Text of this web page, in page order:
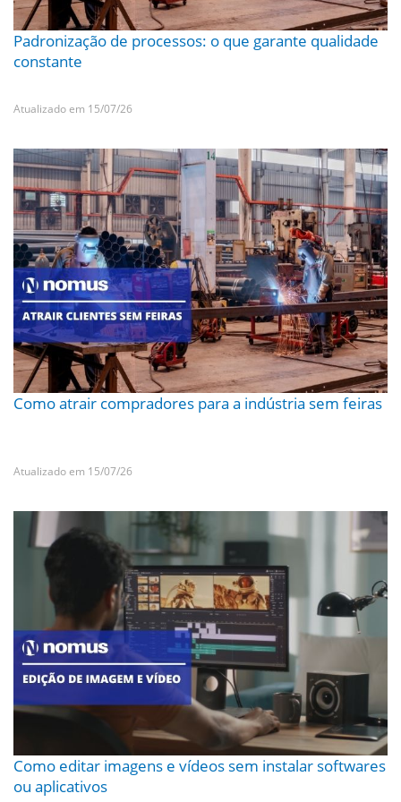
Padronização de processos: o que garante qualidade
constante
Atualizado em 15/07/26
Como atrair compradores para a indústria sem feiras
Atualizado em 15/07/26
Como editar imagens e vídeos sem instalar softwares
ou aplicativos